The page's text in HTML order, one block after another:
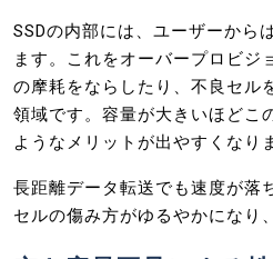
SSDの内部には、ユーザーから
ます。これをオーバープロビジ
の摩耗をならしたり、不良セル
領域です。容量が大きいほどこ
ようなメリットが出やすくなり
長距離データ転送でも速度が落
セルの傷み方がゆるやかになり